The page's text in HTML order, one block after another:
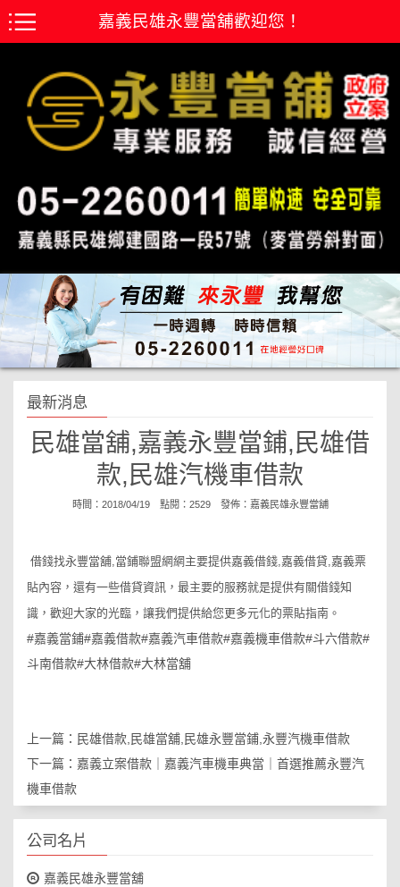
嘉義民雄永豐當舖歡迎您！
最新消息
民雄當舖,嘉義永豐當鋪,民雄借
款,民雄汽機車借款
時間：2018/04/19 點閱：2529 發佈： 嘉義民雄永豐當舖
借錢找永豐當舖,當鋪聯盟網網主要提供嘉義借錢,嘉義借貸,嘉義票
貼內容，還有一些借貸資訊，最主要的服務就是提供有關借錢知
識，歡迎大家的光臨，讓我們提供給您更多元化的票貼指南。
#嘉義當鋪#嘉義借款#嘉義汽車借款#嘉義機車借款#斗六借款#
斗南借款#大林借款#大林當舖
上一篇： 民雄借款,民雄當舖,民雄永豐當鋪,永豐汽機車借款
下一篇： 嘉義立案借款｜嘉義汽車機車典當｜首選推薦永豐汽
機車借款
公司名片
嘉義民雄永豐當舖